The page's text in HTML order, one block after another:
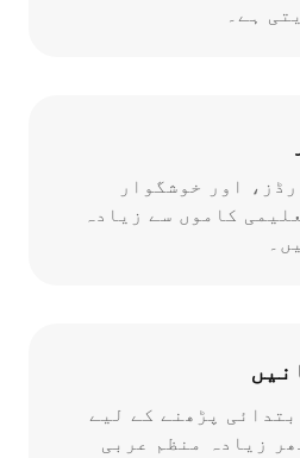
ہے۔
اور خوشگوار
کاموں سے زیادہ
پڑھنے کے لیے
زیادہ منظم عربی